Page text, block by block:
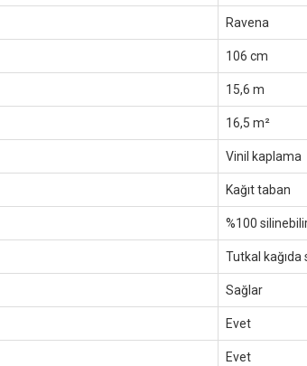
Ravena
106 cm
15,6 m
16,5 m²
Vinil kaplama
Kağıt taban
%100
Tutkal kağıda
Sağlar
Evet
Evet